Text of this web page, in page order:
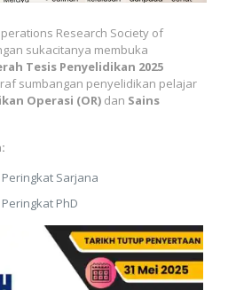
Research Society of
sukacitanya membuka
Tesis Penyelidikan 2025
sumbangan penyelidikan pelajar
Operasi (OR)dan Sains
Sarjana
PhD